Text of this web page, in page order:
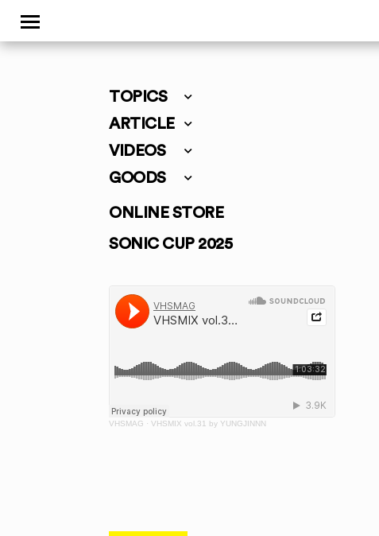
TOPICS
ARTICLE
VIDEOS
GOODS
ONLINE STORE
SONIC CUP 2025
VHSMAG · VHSMIX vol.31 by YUNGJINNN